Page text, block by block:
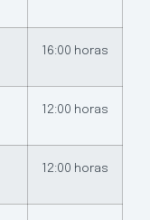
16:00 horas
12:00 horas
12:00 horas